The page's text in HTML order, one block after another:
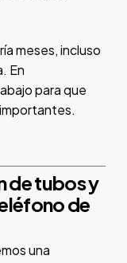
meses, incluso
En
para que
de tubos y
de
una